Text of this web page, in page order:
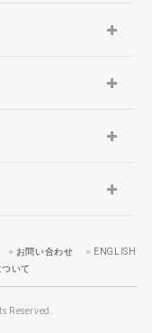
お問い合わせ
ENGLISH
いて
Reserved.